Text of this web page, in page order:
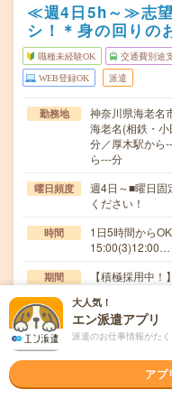
≪週4日5h～≫志望
シ！＊身の回りの
職種未経験OK 交通費別途
WEB登録OK 派遣
勤務地
神奈川県海老名
海老名(相鉄・
分／厚木駅から
ら---分
曜日頻度
週4日～■曜日固
ください！
時間
1日5時間から
15:00(3)12:00…
期間
【積極採用中
時給 無資格未経験
大人気！
エン派遣アプリ
派遣のお仕事情報がた
アプ